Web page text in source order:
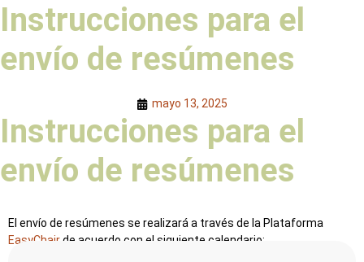
Instrucciones para el
envío de resúmenes
mayo 13, 2025
Instrucciones para el
envío de resúmenes
El envío de resúmenes se realizará a través de la Plataforma
EasyChairde acuerdo con el siguiente calendario: